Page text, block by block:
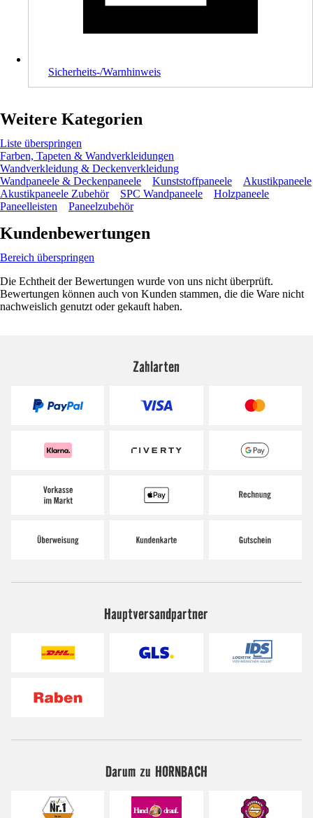
Sicherheits-/Warnhinweis
Weitere Kategorien
Liste überspringen
Farben, Tapeten & Wandverkleidungen
Wandverkleidung & Deckenverkleidung
Wandpaneele & Deckenpaneele
Kunststoffpaneele
Akustikpaneele
Akustikpaneele Zubehör
SPC Wandpaneele
Holzpaneele
Paneelleisten
Paneelzubehör
Kundenbewertungen
Bereich überspringen
Die Echtheit der Bewertungen wurde von uns nicht überprüft.
Bewertungen können auch von Kunden stammen, die die Ware nicht
nachweislich genutzt oder gekauft haben.
Zahlarten
Hauptversandpartner
Darum zu HORNBACH